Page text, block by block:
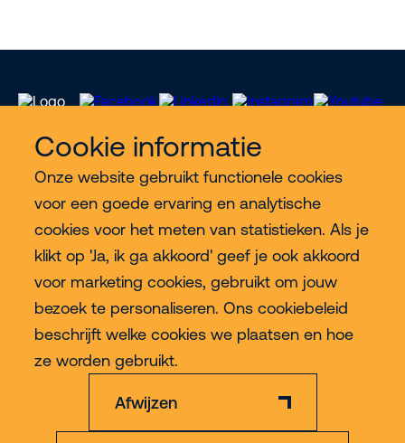
Cookie informatie
Onze website gebruikt functionele cookies
voor een goede ervaring en analytische
cookies voor het meten van statistieken. Als je
klikt op 'Ja, ik ga akkoord' geef je ook akkoord
voor marketing cookies, gebruikt om jouw
bezoek te personaliseren. Ons cookiebeleid
beschrijft welke cookies we plaatsen en hoe
ze worden gebruikt.
Afwijzen
Meer Riwal
Industries
Contact
Meer